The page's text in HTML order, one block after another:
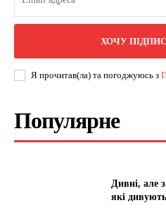
ХОЧУ
Я прочитав(ла) та погоджуюсь з
Популярне
Дивні, але
які